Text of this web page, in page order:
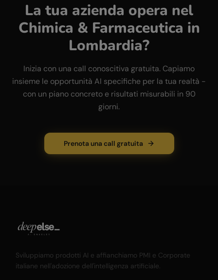
La tua azienda opera nel
Chimica & Farmaceutica in
Lombardia?
Inizia con una call conoscitiva gratuita. Capiamo
insieme le opportunità AI specifiche per la tua realtà -
con un piano concreto e risultati misurabili in 90
giorni.
Prenota una call gratuita
Sviluppiamo prodotti AI e affianchiamo PMI e Corporate
italiane nell'adozione dell'intelligenza artificiale.